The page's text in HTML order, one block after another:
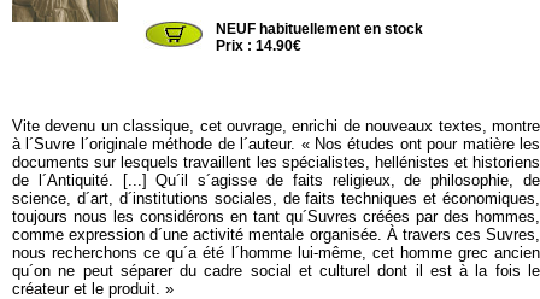
NEUF habituellement en stock
Prix : 14.90€
Vite devenu un classique, cet ouvrage, enrichi de nouveaux textes, montre
à l´Suvre l´originale méthode de l´auteur. « Nos études ont pour matière les
documents sur lesquels travaillent les spécialistes, hellénistes et historiens
de l´Antiquité. [...] Qu´il s´agisse de faits religieux, de philosophie, de
science, d´art, d´institutions sociales, de faits techniques et économiques,
toujours nous les considérons en tant qu´Suvres créées par des hommes,
comme expression d´une activité mentale organisée. À travers ces Suvres,
nous recherchons ce qu´a été l´homme lui-même, cet homme grec ancien
qu´on ne peut séparer du cadre social et culturel dont il est à la fois le
créateur et le produit. »